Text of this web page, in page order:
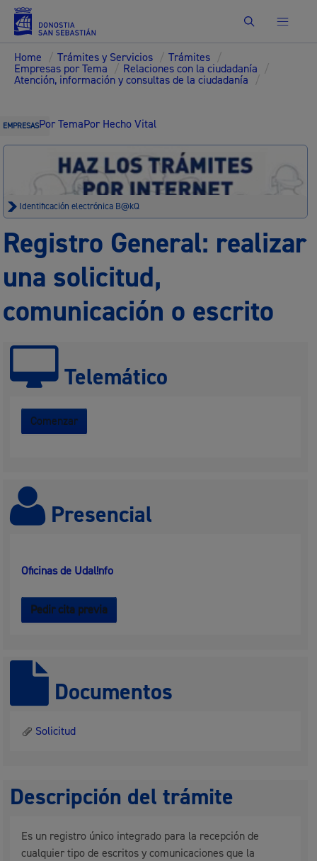
Buscar
Home / Trámites y Servicios / Trámites /
Empresas por Tema / Relaciones con la ciudadanía /
Atención, información y consultas de la ciudadanía /
EMPRESASPor TemaPor Hecho Vital
Identificación electrónica B@kQ
Registro General: realizar
una solicitud,
comunicación o escrito
Telemático
Comenzar
Presencial
Oficinas de Udal!nfo
Pedir cita previa
Documentos
Solicitud
Descripción del trámite
Es un registro único integrado para la recepción de
cualquier tipo de escritos y comunicaciones que la